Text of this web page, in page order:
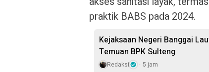
praktik BABS pada 2024.
Kejaksaan Negeri Banggai
Temuan BPK Sulteng
Redaksi 5 jam